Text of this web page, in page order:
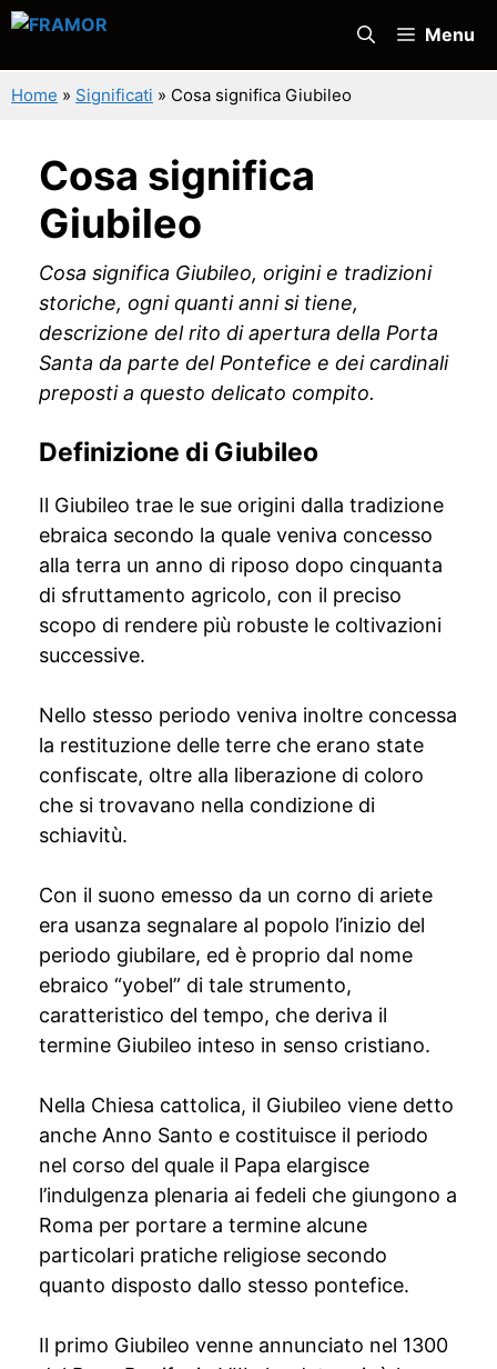
Vai
contenuto
Menu
Home » Significati » Cosa significa Giubileo
Cosa significa
Giubileo
Cosa significa Giubileo, origini e tradizioni
storiche, ogni quanti anni si tiene,
descrizione del rito di apertura della Porta
Santa da parte del Pontefice e dei cardinali
preposti a questo delicato compito.
Definizione di Giubileo
Il Giubileo trae le sue origini dalla tradizione
ebraica secondo la quale veniva concesso
alla terra un anno di riposo dopo cinquanta
di sfruttamento agricolo, con il preciso
scopo di rendere più robuste le coltivazioni
successive.
Nello stesso periodo veniva inoltre concessa
la restituzione delle terre che erano state
confiscate, oltre alla liberazione di coloro
che si trovavano nella condizione di
schiavitù.
Con il suono emesso da un corno di ariete
era usanza segnalare al popolo l’inizio del
periodo giubilare, ed è proprio dal nome
ebraico “yobel” di tale strumento,
caratteristico del tempo, che deriva il
termine Giubileo inteso in senso cristiano.
Nella Chiesa cattolica, il Giubileo viene detto
anche Anno Santo e costituisce il periodo
nel corso del quale il Papa elargisce
l’indulgenza plenaria ai fedeli che giungono a
Roma per portare a termine alcune
particolari pratiche religiose secondo
quanto disposto dallo stesso pontefice.
Il primo Giubileo venne annunciato nel 1300